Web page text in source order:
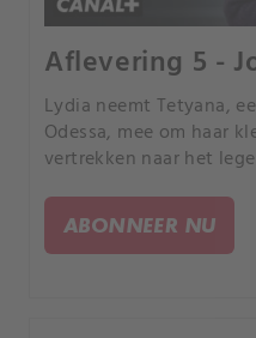
Aflevering 5 -
Lydia neemt Tetyana,
Odessa, mee om haar
vertrekken naar het
hem en zijn vriend
ABONNEER NU